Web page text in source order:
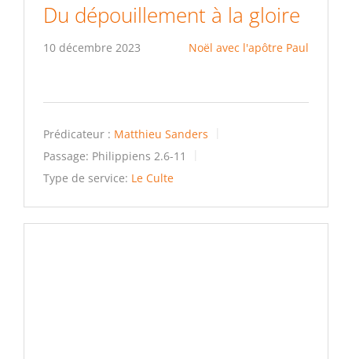
Du dépouillement à la gloire
10 décembre 2023 Noël avec l'apôtre Paul
Prédicateur : Matthieu Sanders
Passage: Philippiens 2.6-11
Type de service: Le Culte